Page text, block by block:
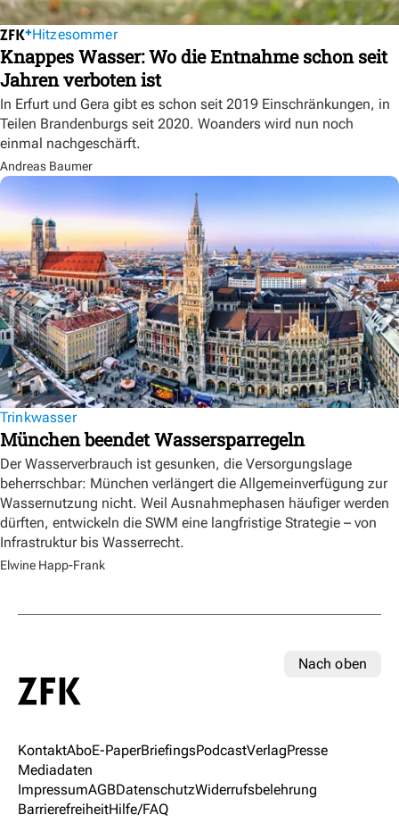
Hitzesommer
Knappes Wasser: Wo die Entnahme schon seit
Jahren verboten ist
In Erfurt und Gera gibt es schon seit 2019 Einschränkungen, in
Teilen Brandenburgs seit 2020. Woanders wird nun noch
einmal nachgeschärft.
Andreas Baumer
Trinkwasser
München beendet Wassersparregeln
Der Wasserverbrauch ist gesunken, die Versorgungslage
beherrschbar: München verlängert die Allgemeinverfügung zur
Wassernutzung nicht. Weil Ausnahmephasen häufiger werden
dürften, entwickeln die SWM eine langfristige Strategie – von
Infrastruktur bis Wasserrecht.
Elwine Happ-Frank
Nach oben
KontaktAboE-PaperBriefingsPodcastVerlagPresse
Mediadaten
ImpressumAGBDatenschutzWiderrufsbelehrung
BarrierefreiheitHilfe/FAQ